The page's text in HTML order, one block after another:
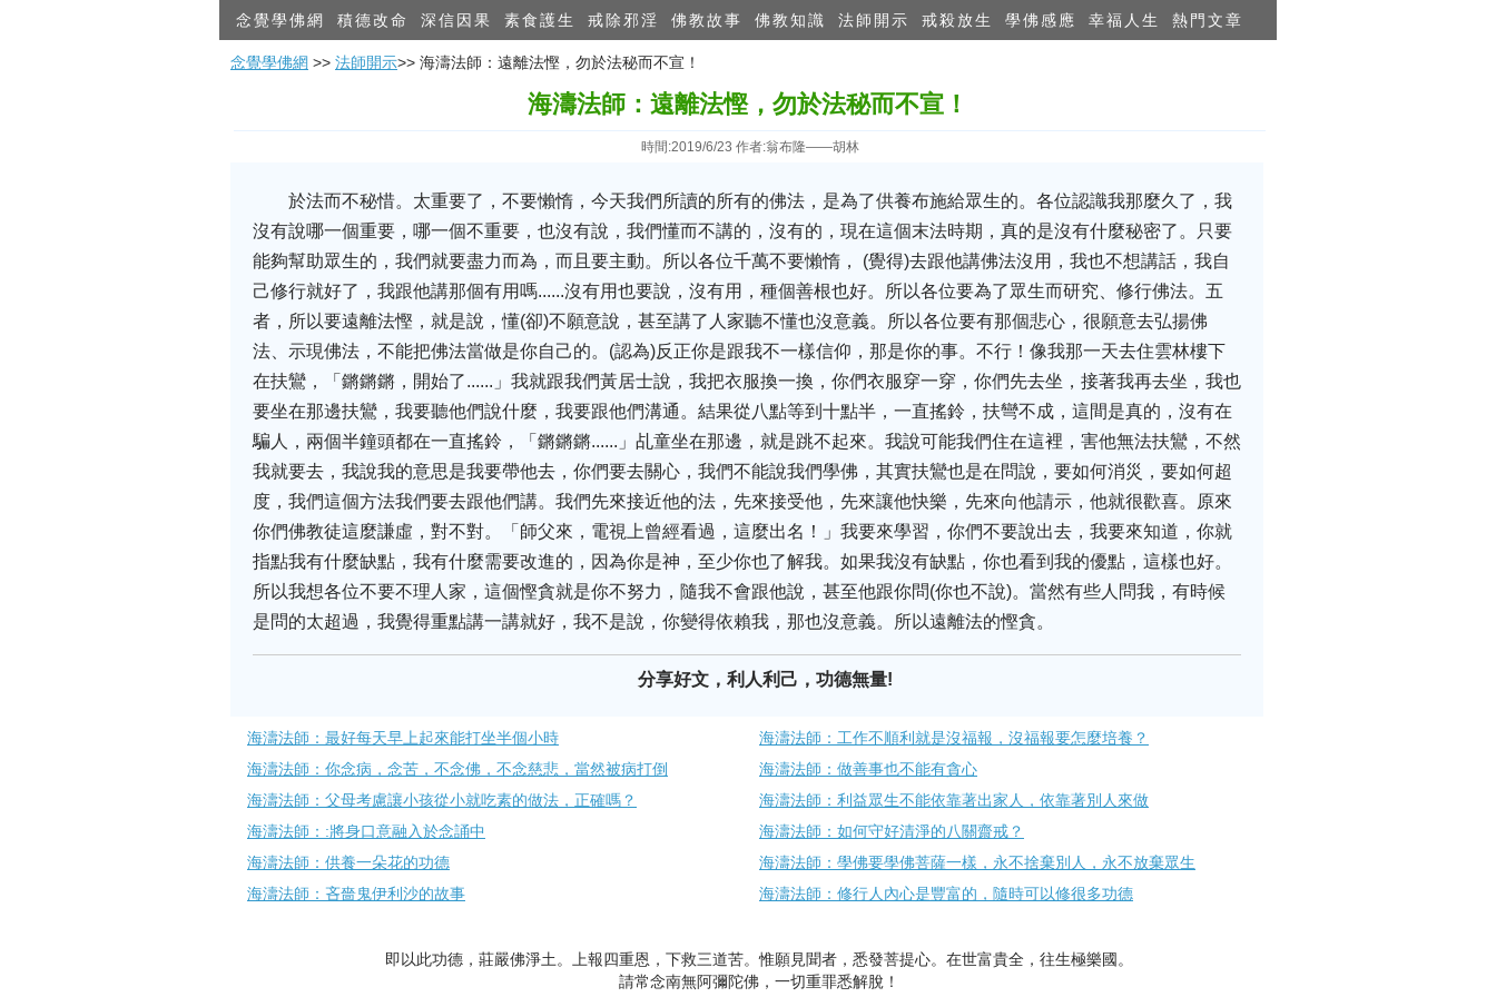
念覺學佛網 積德改命 深信因果 素食護生 戒除邪淫 佛教故事 佛教知識 法師開示 戒殺放生 學佛感應 幸福人生 熱門文章
念覺學佛網 >> 法師開示>> 海濤法師：遠離法慳，勿於法秘而不宣！
海濤法師：遠離法慳，勿於法秘而不宣！
時間:2019/6/23 作者:翁布隆——胡林
於法而不秘惜。太重要了，不要懶惰，今天我們所讀的所有的佛法，是為了供養布施給眾生的。各位認識我那麼久了，我
沒有說哪一個重要，哪一個不重要，也沒有說，我們懂而不講的，沒有的，現在這個末法時期，真的是沒有什麼秘密了。只要
能夠幫助眾生的，我們就要盡力而為，而且要主動。所以各位千萬不要懶惰， (覺得)去跟他講佛法沒用，我也不想講話，我自
己修行就好了，我跟他講那個有用嗎......沒有用也要說，沒有用，種個善根也好。所以各位要為了眾生而研究、修行佛法。五
者，所以要遠離法慳，就是說，懂(卻)不願意說，甚至講了人家聽不懂也沒意義。所以各位要有那個悲心，很願意去弘揚佛
法、示現佛法，不能把佛法當做是你自己的。(認為)反正你是跟我不一樣信仰，那是你的事。不行！像我那一天去住雲林樓下
在扶鸞，「鏘鏘鏘，開始了......」我就跟我們黃居士說，我把衣服換一換，你們衣服穿一穿，你們先去坐，接著我再去坐，我也
要坐在那邊扶鸞，我要聽他們說什麼，我要跟他們溝通。結果從八點等到十點半，一直搖鈴，扶彎不成，這間是真的，沒有在
騙人，兩個半鐘頭都在一直搖鈴，「鏘鏘鏘......」乩童坐在那邊，就是跳不起來。我說可能我們住在這裡，害他無法扶鸞，不然
我就要去，我說我的意思是我要帶他去，你們要去關心，我們不能說我們學佛，其實扶鸞也是在問說，要如何消災，要如何超
度，我們這個方法我們要去跟他們講。我們先來接近他的法，先來接受他，先來讓他快樂，先來向他請示，他就很歡喜。原來
你們佛教徒這麼謙虛，對不對。「師父來，電視上曾經看過，這麼出名！」我要來學習，你們不要說出去，我要來知道，你就
指點我有什麼缺點，我有什麼需要改進的，因為你是神，至少你也了解我。如果我沒有缺點，你也看到我的優點，這樣也好。
所以我想各位不要不理人家，這個慳貪就是你不努力，隨我不會跟他說，甚至他跟你問(你也不說)。當然有些人問我，有時候
是問的太超過，我覺得重點講一講就好，我不是說，你變得依賴我，那也沒意義。所以遠離法的慳貪。
分享好文，利人利己，功德無量!
海濤法師：最好每天早上起來能打坐半個小時
海濤法師：工作不順利就是沒福報，沒福報要怎麼培養？
海濤法師：你念病，念苦，不念佛，不念慈悲，當然被病打倒
海濤法師：做善事也不能有貪心
海濤法師：父母考慮讓小孩從小就吃素的做法，正確嗎？
海濤法師：利益眾生不能依靠著出家人，依靠著別人來做
海濤法師：:將身口意融入於念誦中
海濤法師：如何守好清淨的八關齋戒？
海濤法師：供養一朵花的功德
海濤法師：學佛要學佛菩薩一樣，永不捨棄別人，永不放棄眾生
海濤法師：吝嗇鬼伊利沙的故事
海濤法師：修行人內心是豐富的，隨時可以修很多功德
即以此功德，莊嚴佛淨土。上報四重恩，下救三道苦。惟願見聞者，悉發菩提心。在世富貴全，往生極樂國。
請常念南無阿彌陀佛，一切重罪悉解脫！